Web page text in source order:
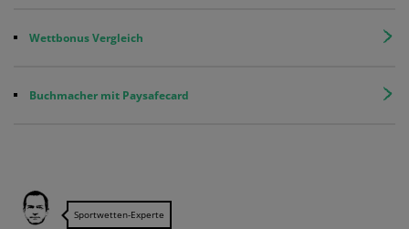
Wettbonus Vergleich
Buchmacher mit Paysafecard
Sportwetten-Experte